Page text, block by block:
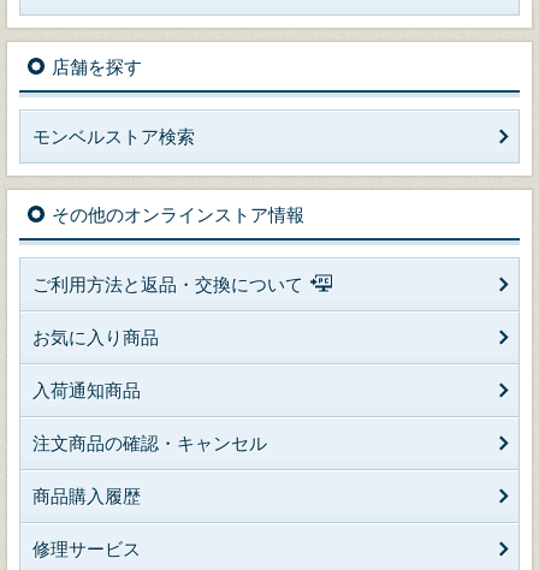
店舗を探す
モンベルストア検索
その他のオンラインストア情報
ご利用方法と返品・交換について
お気に入り商品
入荷通知商品
注文商品の確認・キャンセル
商品購入履歴
修理サービス